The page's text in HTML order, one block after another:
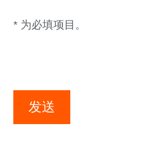
* 为必填项目。
发送